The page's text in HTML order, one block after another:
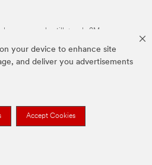
your device to enhance site
and deliver you advertisements
Accept Cookies
er varemærker tilhørende 3M.